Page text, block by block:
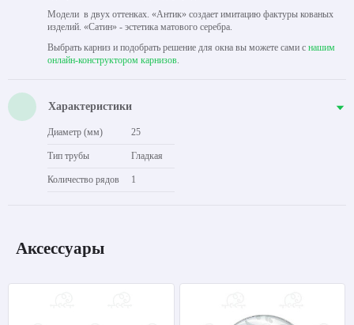
Модели в двух оттенках. «Антик» создает имитацию фактуры кованых
изделий. «Сатин» - эстетика матового серебра.
Выбрать карниз и подобрать решение для окна вы можете сами с нашим
онлайн-конструктором карнизов.
Характеристики
Диаметр (мм) 25
Тип трубы Гладкая
Количество рядов 1
Аксессуары